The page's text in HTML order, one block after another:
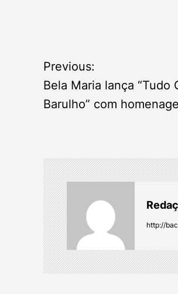
P
o
n
a
v
i
Previous:
Bela Maria lança “Tudo
Barulho” com
http://